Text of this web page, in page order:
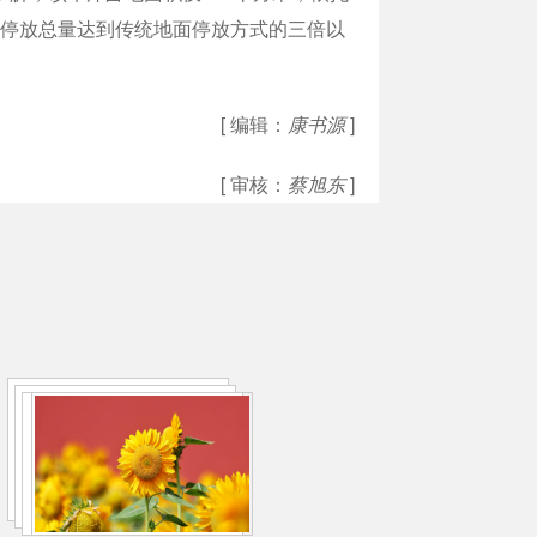
放总量达到传统地面停放方式的三倍以
[ 编辑： 康书源]
[ 审核： 蔡旭东]